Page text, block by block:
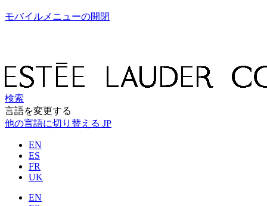
モバイルメニューの開閉
検索
言語を変更する
他の言語に切り替える JP
EN
ES
FR
UK
EN